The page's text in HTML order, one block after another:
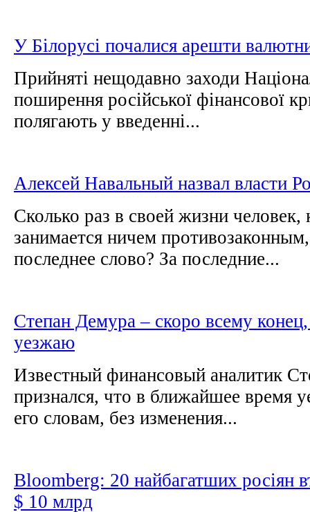
У Білорусі почалися арешти
Прийняті нещодавно заходи
поширення російської фінансової
полягають у введенні...
Алексей Навальный назвал власти
Сколько раз в своей жизни человек,
занимается ничем
последнее слово? За последние...
Степан Демура – скоро всему конец,
уезжаю
Известный финансовый аналитик
признался, что в ближайшее время
его словам, без изменения...
Bloomberg: 20 найбагатших росіян
$ 10 млрд